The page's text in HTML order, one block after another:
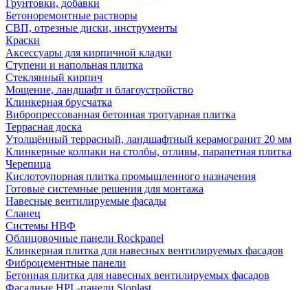
Грунтовки, добавки
Бетоноремонтные растворы
СВП, отрезные диски, инструменты
Краски
Аксессуары для кирпичной кладки
Ступени и напольная плитка
Cтеклянный кирпич
Мощение, ландшафт и благоустройство
Клинкерная брусчатка
Вибропрессованная бетонная тротуарная плитка
Террасная доска
Утолщённый террасный, ландшафтный керамогранит 20 мм
Клинкерные колпаки на столбы, отливы, парапетная плитка
Черепица
Кислотоупорная плитка промышленного назначения
Готовые системные решения для монтажа
Навесные вентилируемые фасады
Сланец
Системы НВФ
Облицовочные панели Rockpanel
Клинкерная плитка для навесных вентилируемых фасадов
Фиброцементные панели
Бетонная плитка для навесных вентилируемых фасадов
Фасадные HPL-панели Sloplast